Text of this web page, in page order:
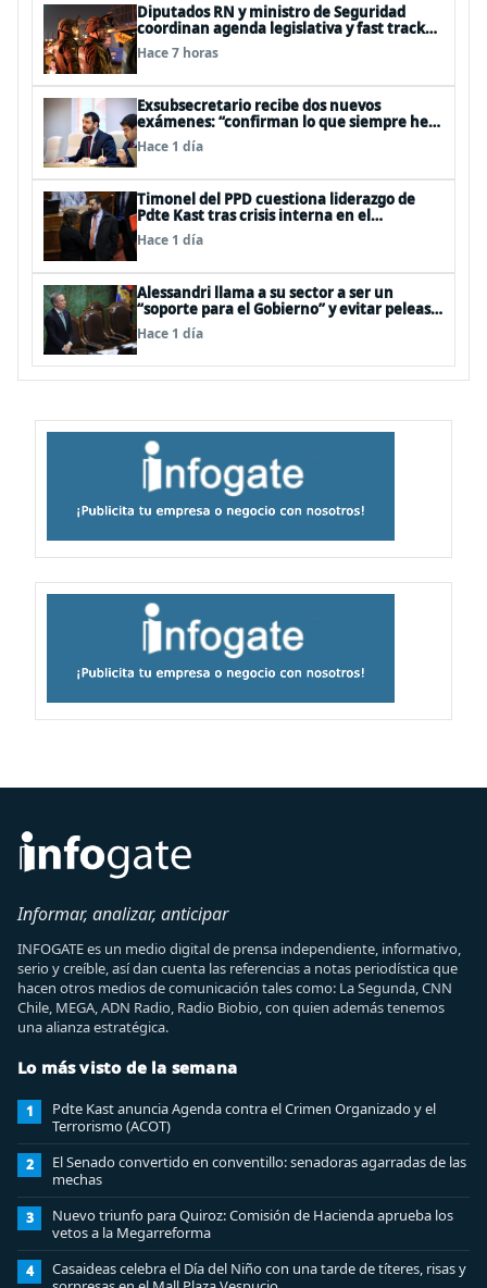
Diputados RN y ministro de Seguridad
coordinan agenda legislativa y fast track
de proyectos
Hace 7 horas
Exsubsecretario recibe dos nuevos
exámenes: “confirman lo que siempre he
dicho que no consumo droga”
Hace 1 día
Timonel del PPD cuestiona liderazgo de
Pdte Kast tras crisis interna en el
oficialismo: “Es incapaz de ordenar la casa”
Hace 1 día
Alessandri llama a su sector a ser un
“soporte para el Gobierno” y evitar peleas
internas tras disputa Squella-Pavez
Hace 1 día
Informar, analizar, anticipar
INFOGATE es un medio digital de prensa independiente, informativo,
serio y creíble, así dan cuenta las referencias a notas periodística que
hacen otros medios de comunicación tales como: La Segunda, CNN
Chile, MEGA, ADN Radio, Radio Biobio, con quien además tenemos
una alianza estratégica.
Lo más visto de la semana
1
Pdte Kast anuncia Agenda contra el Crimen Organizado y el
Terrorismo (ACOT)
2
El Senado convertido en conventillo: senadoras agarradas de las
mechas
3
Nuevo triunfo para Quiroz: Comisión de Hacienda aprueba los
vetos a la Megarreforma
4
Casaideas celebra el Día del Niño con una tarde de títeres, risas y